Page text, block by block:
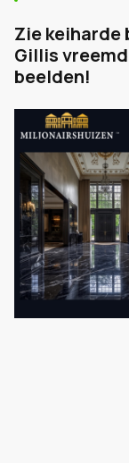
Zie keiharde
Gillis
beelden!